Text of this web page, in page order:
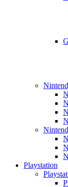
Playstation